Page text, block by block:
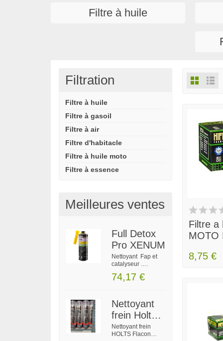
Filtre à huile
Filtration
Filtre à huile
Filtre à gasoil
Filtre à air
Filtre d'habitacle
Filtre à huile moto
Filtre à essence
Meilleures ventes
Full Detox
Pro XENUM
Nettoyant Fap et
catalyseur .
systèmes
Diminution
d’émissions
toxiques et de
fumées. Maintient la
propreté de l 'EGR.
74,17 €
Nettoyant
frein Holts
pro 600ML
Nettoyant frein
HOLTS Flacon
Filtre a
MOTO
8,75 €